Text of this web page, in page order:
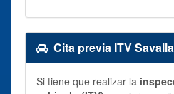
Cita previa ITV
Si tiene que realizar la